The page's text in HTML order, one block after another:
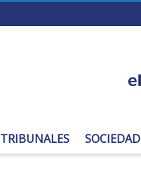
TRIBUNALES SOCIEDAD